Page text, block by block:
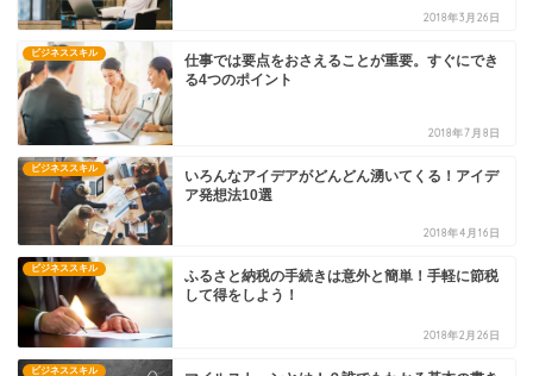
2018年3月26日
ビジネススキル
仕事では要点をおさえることが重要。すぐにでき
る4つのポイント
2018年7月8日
ビジネススキル
いろんなアイデアがどんどん湧いてくる！アイデ
ア発想法10選
2018年4月16日
ビジネススキル
ふるさと納税の手続きは意外と簡単！手軽に節税
して得をしよう！
2018年2月26日
ビジネススキル